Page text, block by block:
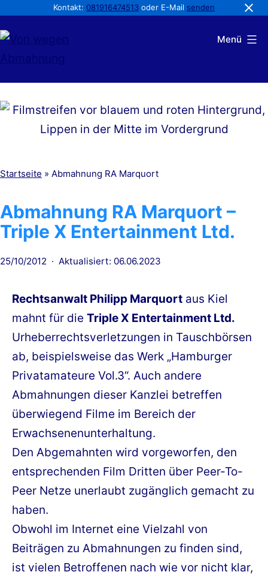
Kontakt: 081916474513 oder E-Mail senden
Inhalt
springen
Abmahnung
Menü
Startseite » Abmahnung RA Marquort
Abmahnung RA Marquort –
Triple X Entertainment Ltd.
Veröffentlicht
25/10/2012 Aktualisiert: 06.06.2023
Rechtsanwalt Philipp Marquort aus Kiel
mahnt für die Triple X Entertainment Ltd.
Urheberrechtsverletzungen in Tauschbörsen
ab, beispielsweise das Werk „Hamburger
Privatamateure Vol.3“. Auch andere
Abmahnungen dieser Kanzlei betreffen
überwiegend Filme im Bereich der
Erwachsenenunterhaltung.
Den Abgemahnten wird vorgeworfen, den
entsprechenden Film Dritten über Peer-To-
Peer Netze unerlaubt zugänglich gemacht zu
haben.
Obwohl im Internet eine Vielzahl von
Beiträgen zu Abmahnungen zu finden sind,
ist vielen Betroffenen nach wie vor nicht klar,